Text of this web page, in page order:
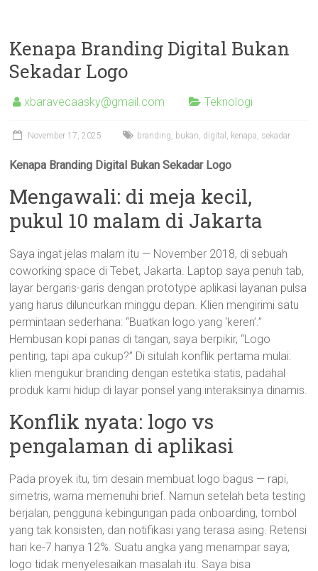
Kenapa Branding Digital Bukan
Sekadar Logo
xbaravecaasky@gmail.com Teknologi
November 17, 2025 branding, bukan, digital , kenapa, sekadar
Kenapa Branding Digital Bukan Sekadar Logo
Mengawali: di meja kecil,
pukul 10 malam di Jakarta
Saya ingat jelas malam itu — November 2018, di sebuah
coworking space di Tebet, Jakarta. Laptop saya penuh tab,
layar bergaris-garis dengan prototype aplikasi layanan pulsa
yang harus diluncurkan minggu depan. Klien mengirimi satu
permintaan sederhana: “Buatkan logo yang ‘keren’.”
Hembusan kopi panas di tangan, saya berpikir, “Logo
penting, tapi apa cukup?” Di situlah konflik pertama mulai:
klien mengukur branding dengan estetika statis, padahal
produk kami hidup di layar ponsel yang interaksinya dinamis.
Konflik nyata: logo vs
pengalaman di aplikasi
Pada proyek itu, tim desain membuat logo bagus — rapi,
simetris, warna memenuhi brief. Namun setelah beta testing
berjalan, pengguna kebingungan pada onboarding, tombol
yang tak konsisten, dan notifikasi yang terasa asing. Retensi
hari ke-7 hanya 12%. Suatu angka yang menampar saya;
logo tidak menyelesaikan masalah itu. Saya bisa